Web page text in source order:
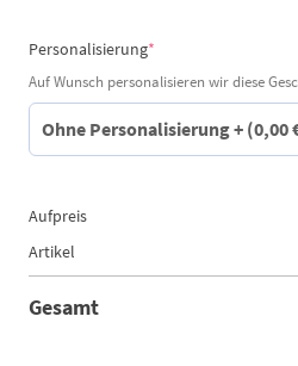
Personalisierung*
Auf Wunsch personalisieren wir diese
Aufpreis
Artikel
Gesamt